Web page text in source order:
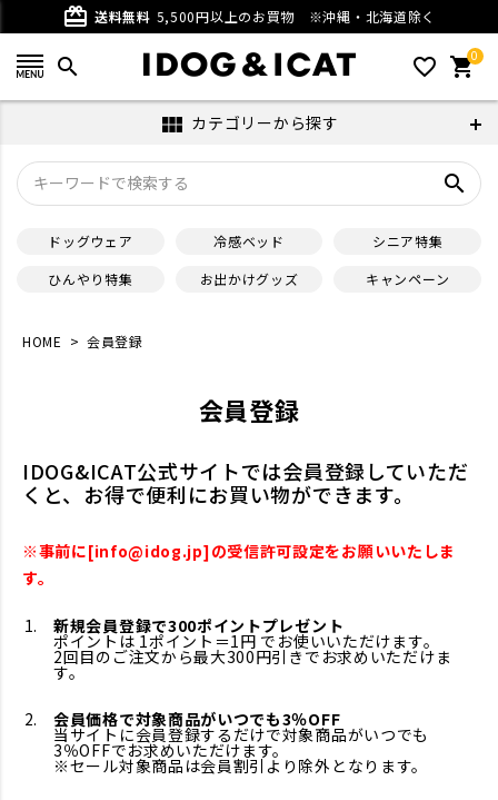
card_giftcard 送料無料 5,500円以上のお買物 ※沖縄・北海道除く
search favorite_outline 0
shopping_cart
view_module カテゴリーから探す
search
ドッグウェア 冷感ベッド
シニア特集
ひんやり特集
お出かけグッズ キャンペーン
HOME 会員登録
会員登録
IDOG&ICAT公式サイトでは会員登録していただ
くと、お得で便利にお買い物ができます。
※事前に[info@idog.jp]の受信許可設定をお願いいたしま
す。
新規会員登録で300ポイントプレゼント
ポイントは 1ポイント＝1円 でお使いいただけます。
2回目のご注文から最大300円引きでお求めいただけま
す。
会員価格で対象商品がいつでも3％OFF
当サイトに会員登録するだけで対象商品がいつでも
3％OFFでお求めいただけます。
※セール対象商品は会員割引より除外となります。